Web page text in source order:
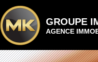
GROUPE
AGENCE